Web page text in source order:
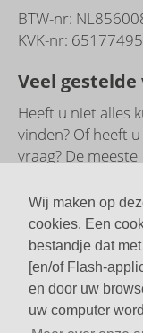
Wij maken op
cookies. Een
bestandje dat
[en/of Flash-
en door uw
uw computer
BTW-nr:
KVK-nr: 65177495
Veel gestelde
Heeft u niet alles
vinden? Of heeft
vraag? De meeste
veelgestelde
Direct
veelgestelde
© Boersma's